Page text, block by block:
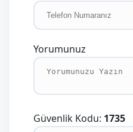
Yorumunuz
Güvenlik Kodu: 1735